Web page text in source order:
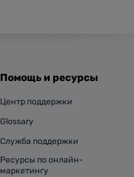
Помощь и ресурсы
Центр поддержки
Glossary
Служба поддержки
Ресурсы по онлайн-
маркетингу